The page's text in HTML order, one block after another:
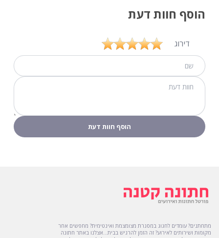
הוסף חוות דעת
דירוג
מתחתנים? עומדים לחגוג במסגרת מצומצמת ואינטימית? מחפשים אחר
מקומות ושירותים לאירוע? זה הזמן להרגיש בבית...אצלנו באתר חתונה